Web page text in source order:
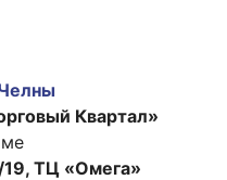
Квартал»
ТЦ «Омега»